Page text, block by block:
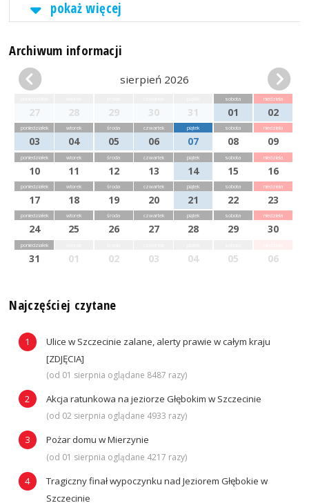
pokaż więcej
Archiwum informacji
sierpień 2026
27 28 29 30 31
sobota
01
niedziela
02
poniedziałek
03
wtorek
04
środa
05
czwartek
06
piątek
07
sobota
08
niedziela
09
poniedziałek
10
wtorek
11
środa
12
czwartek
13
piątek
14
sobota
15
niedziela
16
poniedziałek
17
wtorek
18
środa
19
czwartek
20
piątek
21
sobota
22
niedziela
23
poniedziałek
24
wtorek
25
środa
26
czwartek
27
piątek
28
sobota
29
niedziela
30
poniedziałek
31 01 02 03 04 05 06
Najczęściej czytane
Ulice w Szczecinie zalane, alerty prawie w całym kraju
[ZDJĘCIA]
(od 01 sierpnia oglądane 8487 razy)
Akcja ratunkowa na jeziorze Głębokim w Szczecinie
(od 02 sierpnia oglądane 4933 razy)
Pożar domu w Mierzynie
(od 01 sierpnia oglądane 4217 razy)
Tragiczny finał wypoczynku nad Jeziorem Głębokie w
Szczecinie